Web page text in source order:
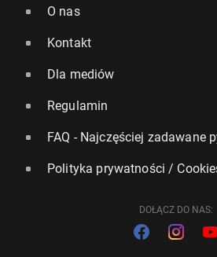
O nas
Kontakt
Dla mediów
Regulamin
FAQ - Najczęściej zadawane
Polityka prywatności /
DOŁĄCZ DO NAS: